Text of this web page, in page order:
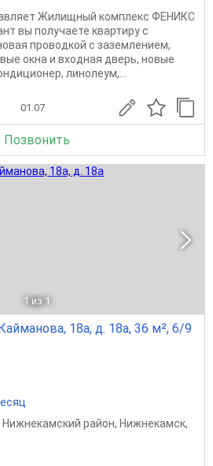
Жилищный комплекс ФЕНИКС
вы получаете квартиру с
проводкой с заземлением,
окна и входная дверь, новые
линолеум,...
01.07
Позвонить
1 из 1
18а, д. 18а, 36 м², 6/9
Нижнекамский район, Нижнекамск,